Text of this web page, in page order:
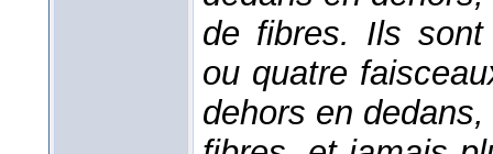
de fibres. Ils sont
ou quatre
dehors en